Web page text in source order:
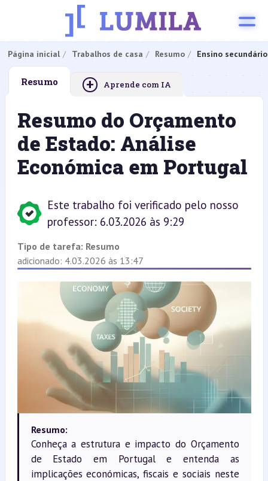
Página inicial Trabalhos de casa Resumo Ensino secundário
Resumo + Aprende com IA
Resumo do Orçamento
de Estado: Análise
Económica em Portugal
Este trabalho foi verificado pelo nosso
professor: 6.03.2026 às 9:29
Tipo de tarefa: Resumo
adicionado: 4.03.2026 às 13:47
Resumo:
Conheça a estrutura e impacto do Orçamento
de Estado em Portugal e entenda as
implicações económicas, fiscais e sociais neste